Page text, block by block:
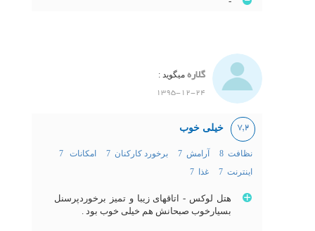
گلاره میگوید :
1395-12-24
7,2 خیلی خوب
نظافت 8 آرامش 7 برخورد کارکنان 7
امکانات 7
اینترنت 7
غذا 7
هتل لوکس - اتاقهای زیبا و تمیز برخوردپرسنل
بسیارخوب صبحانش هم خیلی خوب بود .